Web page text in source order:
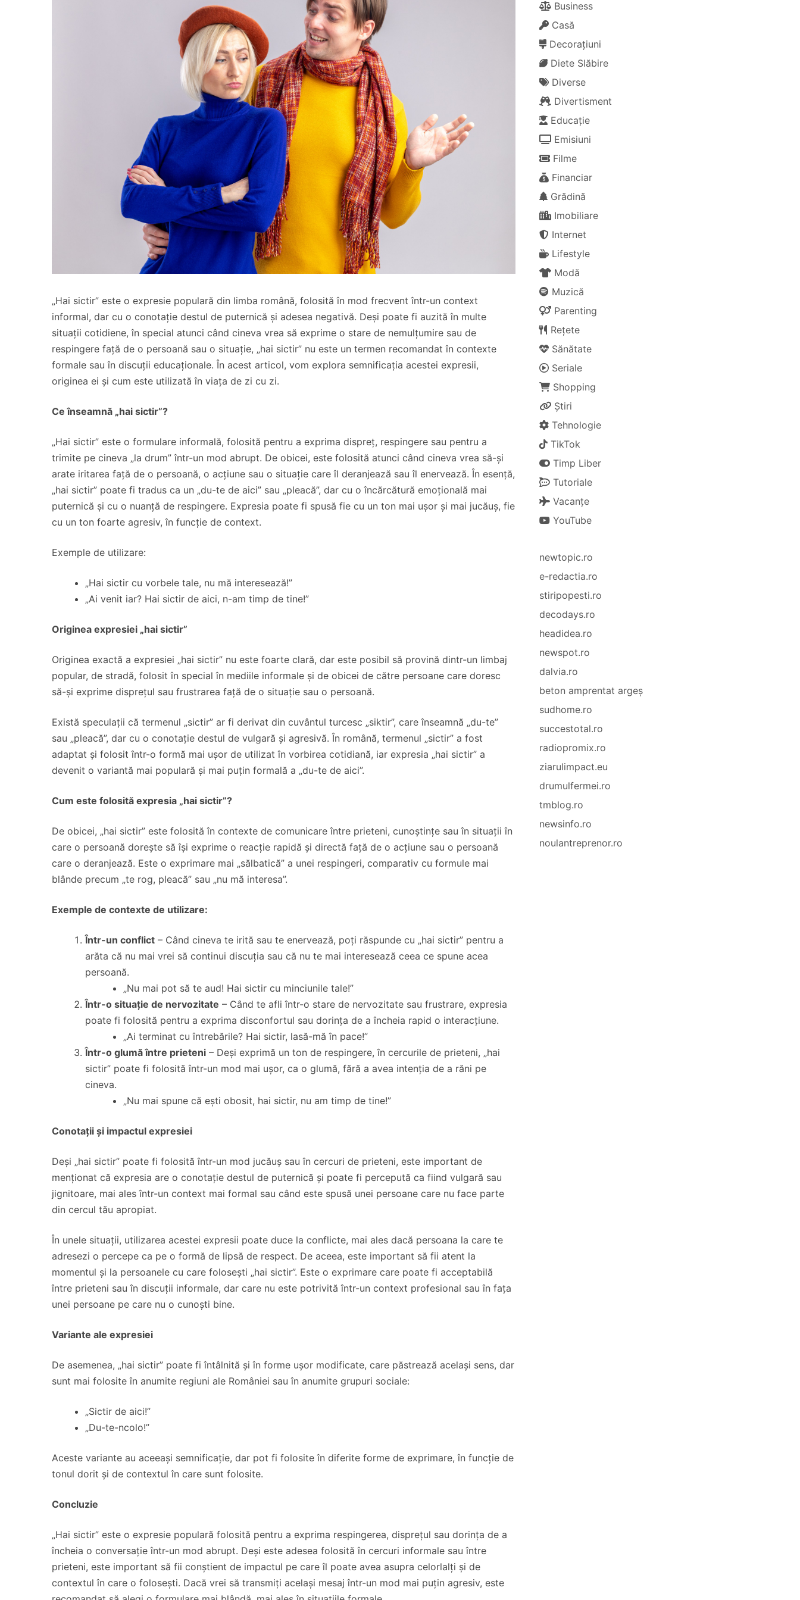
„Hai sictir” este o expresie populară din limba română, folosită în mod frecvent într-un context
informal, dar cu o conotație destul de puternică și adesea negativă. Deși poate fi auzită în multe
situații cotidiene, în special atunci când cineva vrea să exprime o stare de nemulțumire sau de
respingere față de o persoană sau o situație, „hai sictir” nu este un termen recomandat în contexte
formale sau în discuții educaționale. În acest articol, vom explora semnificația acestei expresii,
originea ei și cum este utilizată în viața de zi cu zi.
Ce înseamnă „hai sictir”?
„Hai sictir” este o formulare informală, folosită pentru a exprima dispreț, respingere sau pentru a
trimite pe cineva „la drum” într-un mod abrupt. De obicei, este folosită atunci când cineva vrea să-și
arate iritarea față de o persoană, o acțiune sau o situație care îl deranjează sau îl enervează. În esență,
„hai sictir” poate fi tradus ca un „du-te de aici” sau „pleacă”, dar cu o încărcătură emoțională mai
puternică și cu o nuanță de respingere. Expresia poate fi spusă fie cu un ton mai ușor și mai jucăuș, fie
cu un ton foarte agresiv, în funcție de context.
Exemple de utilizare:
„Hai sictir cu vorbele tale, nu mă interesează!”
„Ai venit iar? Hai sictir de aici, n-am timp de tine!”
Originea expresiei „hai sictir”
Originea exactă a expresiei „hai sictir” nu este foarte clară, dar este posibil să provină dintr-un limbaj
popular, de stradă, folosit în special în mediile informale și de obicei de către persoane care doresc
să-și exprime disprețul sau frustrarea față de o situație sau o persoană.
Există speculații că termenul „sictir” ar fi derivat din cuvântul turcesc „siktir”, care înseamnă „du-te”
sau „pleacă”, dar cu o conotație destul de vulgară și agresivă. În română, termenul „sictir” a fost
adaptat și folosit într-o formă mai ușor de utilizat în vorbirea cotidiană, iar expresia „hai sictir” a
devenit o variantă mai populară și mai puțin formală a „du-te de aici”.
Cum este folosită expresia „hai sictir”?
De obicei, „hai sictir” este folosită în contexte de comunicare între prieteni, cunoștințe sau în situații în
care o persoană dorește să își exprime o reacție rapidă și directă față de o acțiune sau o persoană
care o deranjează. Este o exprimare mai „sălbatică” a unei respingeri, comparativ cu formule mai
blânde precum „te rog, pleacă” sau „nu mă interesa”.
Exemple de contexte de utilizare:
Într-un conflict – Când cineva te irită sau te enervează, poți răspunde cu „hai sictir” pentru a
arăta că nu mai vrei să continui discuția sau că nu te mai interesează ceea ce spune acea
persoană.
„Nu mai pot să te aud! Hai sictir cu minciunile tale!”
Într-o situație de nervozitate – Când te afli într-o stare de nervozitate sau frustrare, expresia
poate fi folosită pentru a exprima disconfortul sau dorința de a încheia rapid o interacțiune.
„Ai terminat cu întrebările? Hai sictir, lasă-mă în pace!”
Într-o glumă între prieteni – Deși exprimă un ton de respingere, în cercurile de prieteni, „hai
sictir” poate fi folosită într-un mod mai ușor, ca o glumă, fără a avea intenția de a răni pe
cineva.
„Nu mai spune că ești obosit, hai sictir, nu am timp de tine!”
Conotații și impactul expresiei
Deși „hai sictir” poate fi folosită într-un mod jucăuș sau în cercuri de prieteni, este important de
menționat că expresia are o conotație destul de puternică și poate fi percepută ca fiind vulgară sau
jignitoare, mai ales într-un context mai formal sau când este spusă unei persoane care nu face parte
din cercul tău apropiat.
În unele situații, utilizarea acestei expresii poate duce la conflicte, mai ales dacă persoana la care te
adresezi o percepe ca pe o formă de lipsă de respect. De aceea, este important să fii atent la
momentul și la persoanele cu care folosești „hai sictir”. Este o exprimare care poate fi acceptabilă
între prieteni sau în discuții informale, dar care nu este potrivită într-un context profesional sau în fața
unei persoane pe care nu o cunoști bine.
Variante ale expresiei
De asemenea, „hai sictir” poate fi întâlnită și în forme ușor modificate, care păstrează același sens, dar
sunt mai folosite în anumite regiuni ale României sau în anumite grupuri sociale:
„Sictir de aici!”
„Du-te-ncolo!”
Aceste variante au aceeași semnificație, dar pot fi folosite în diferite forme de exprimare, în funcție de
tonul dorit și de contextul în care sunt folosite.
Concluzie
„Hai sictir” este o expresie populară folosită pentru a exprima respingerea, disprețul sau dorința de a
încheia o conversație într-un mod abrupt. Deși este adesea folosită în cercuri informale sau între
prieteni, este important să fii conștient de impactul pe care îl poate avea asupra celorlalți și de
contextul în care o folosești. Dacă vrei să transmiți același mesaj într-un mod mai puțin agresiv, este
Business
Casă
Decorațiuni
Diete Slăbire
Diverse
Divertisment
Educație
Emisiuni
Filme
Financiar
Grădină
Imobiliare
Internet
Lifestyle
Modă
Muzică
Parenting
Rețete
Sănătate
Seriale
Shopping
Știri
Tehnologie
TikTok
Timp Liber
Tutoriale
Vacanțe
YouTube
newtopic.ro
e-redactia.ro
stiripopesti.ro
decodays.ro
headidea.ro
newspot.ro
dalvia.ro
beton amprentat argeș
sudhome.ro
succestotal.ro
radiopromix.ro
ziarulimpact.eu
drumulfermei.ro
tmblog.ro
newsinfo.ro
noulantreprenor.ro